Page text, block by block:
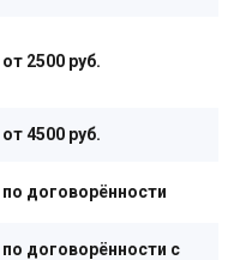
от 2500 руб.
от 4500 руб.
по договорённости
по договорённости с